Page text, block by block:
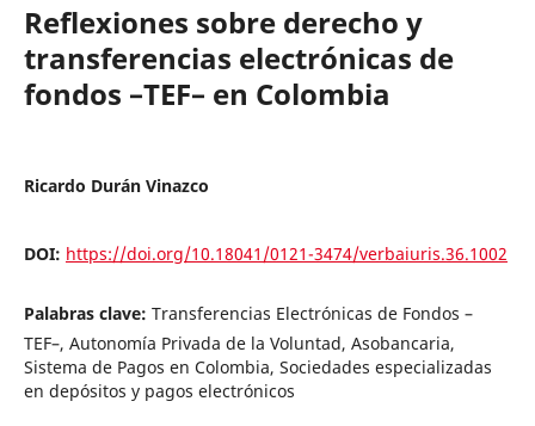
Reflexiones sobre derecho y
transferencias electrónicas de
fondos –TEF– en Colombia
Ricardo Durán Vinazco
DOI: https://doi.org/10.18041/0121-3474/verbaiuris.36.1002
Palabras clave: Transferencias Electrónicas de Fondos –
TEF–, Autonomía Privada de la Voluntad, Asobancaria,
Sistema de Pagos en Colombia, Sociedades especializadas
en depósitos y pagos electrónicos